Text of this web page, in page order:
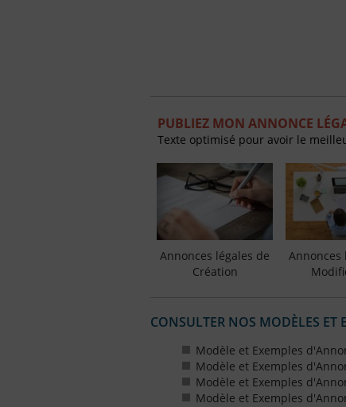
PUBLIEZ MON ANNONCE
Texte optimisé pour avoir le
Annonces légales de
Création
Annonces
CONSULTER NOS MODÈLES ET
Modèle et Exemples
Modèle et Exemples
Modèle et Exemples
Modèle et Exemples